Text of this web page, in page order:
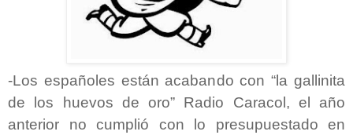
-Los españoles están acabando con “la gallinita
de los huevos de oro” Radio Caracol, el año
anterior no cumplió con lo presupuestado en